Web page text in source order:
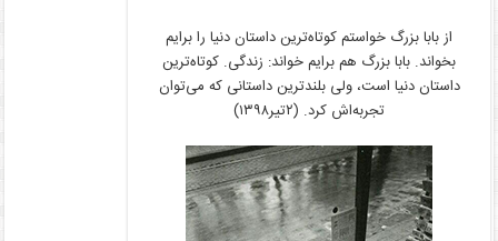
از بابا بزرگ خواستم کوتاه‌‌ترین داستان دنیا را برایم
بخواند. بابا بزرگ هم برایم خواند: زندگی. کوتاه‌ترین
داستان دنیا است، ولی بلندترین داستانی که می‌‌‌توان
تجربه‌اش کرد. (۲تیر۱۳۹۸)